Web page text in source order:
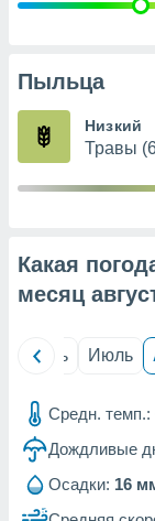
рекламы
сведения
Пыльца
Низкий
Травы
Какая
месяц
Июнь Июль
Средн. темп.:
Дождливые
Осадки: 16